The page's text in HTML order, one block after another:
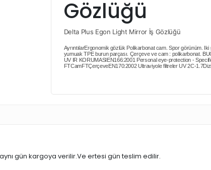
Gözlüğü
Delta Plus Egon Light Mirror İş Gözlüğü
AyrıntılarErgonomik gözlük Polikarbonat cam. Spor görünüm.
yumuak TPE burun parçası. Çerçeve ve cam : polikarbonat.
UV IR KORUMASIEN166:2001 Personal eye-protection -
FTCamFTÇerçeveEN170:2002 Ultraviyole filtreler UV 2C-
gün kargoya verilir.Ve ertesi gün teslim edilir.